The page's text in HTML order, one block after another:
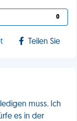
0
Teilen Sie
muss. Ich
es in der